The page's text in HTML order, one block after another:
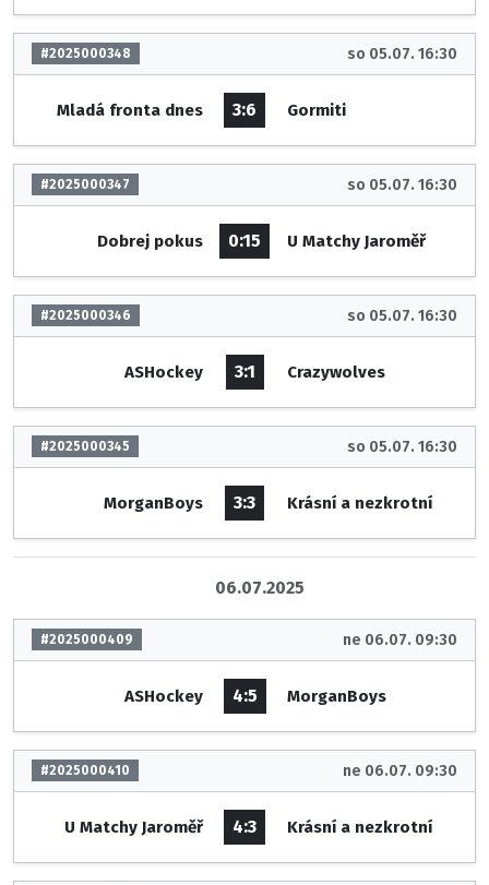
#2025000348 so 05.07. 16:30
Mladá fronta dnes 3:6 Gormiti
#2025000347 so 05.07. 16:30
Dobrej pokus 0:15 U Matchy Jaroměř
#2025000346 so 05.07. 16:30
ASHockey 3:1 Crazywolves
#2025000345 so 05.07. 16:30
MorganBoys 3:3 Krásní a nezkrotní
06.07.2025
#2025000409 ne 06.07. 09:30
ASHockey 4:5 MorganBoys
#2025000410 ne 06.07. 09:30
U Matchy Jaroměř 4:3 Krásní a nezkrotní